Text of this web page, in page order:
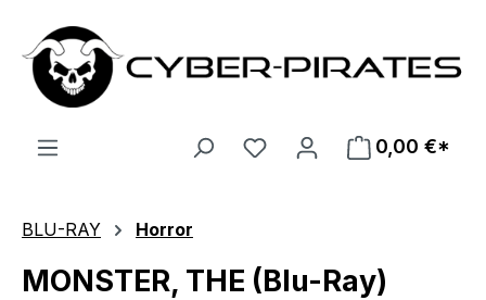
Zum Hauptinhalt springen
0,00 €*
BLU-RAY Horror
MONSTER, THE (Blu-Ray)